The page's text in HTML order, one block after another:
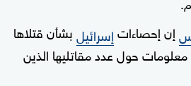
إن إحصاءاتإسرائيلبشأن قتلاها
معلومات حول عدد مقاتليها الذين